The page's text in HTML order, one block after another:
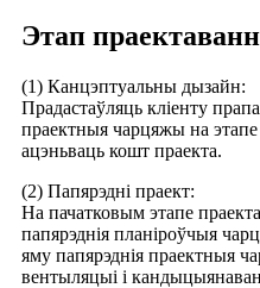
Этап
(1) Канцэптуальны дызайн:
Прадастаўляць кліенту
праектныя чарцяжы на этапе
ацэньваць кошт праекта.
(2) Папярэдні праект:
На пачатковым этапе
папярэднія планіроўчыя
яму папярэднія праектныя
вентыляцыі і